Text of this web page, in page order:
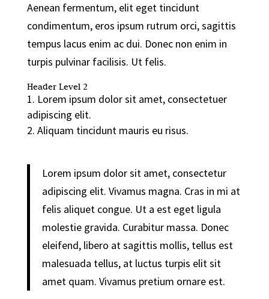
Aenean fermentum, elit eget tincidunt
condimentum, eros ipsum rutrum orci, sagittis
tempus lacus enim ac dui. Donec non enim in
turpis pulvinar facilisis. Ut felis.
Header Level 2
Lorem ipsum dolor sit amet, consectetuer
adipiscing elit.
Aliquam tincidunt mauris eu risus.
Lorem ipsum dolor sit amet, consectetur
adipiscing elit. Vivamus magna. Cras in mi at
felis aliquet congue. Ut a est eget ligula
molestie gravida. Curabitur massa. Donec
eleifend, libero at sagittis mollis, tellus est
malesuada tellus, at luctus turpis elit sit
amet quam. Vivamus pretium ornare est.